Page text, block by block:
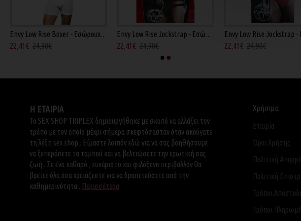
Envy Low Rise Boxer - Εσώρουχο Λευκό
22,41€ 24,90€
Envy Low Rise Jockstrap - Εσώρουχο Γκρι
22,41€ 24,90€
22,41€ 24,90€
Η ΕΤΑΙΡΙΑ
Το SEX SHOP TRIPLEX δημιουργήθηκε με σκοπό να αλλάξει τον
τρόπο με τον οποίο μέχρι σήμερα σκεφτόσασταν όταν ακούγατε
τη λέξη sex shop . Είμαστε λοιπόν εδώ για να σας βοηθήσουμε
να ξεπεράσετε τα ταμπού και να βελτιώσετε την ερωτική σας
ζωή . Σε ένα καθαρό , ευχάριστο και φιλόξενο περιβάλλον θα
βρείτε όλα όσα χρειάζεστε για να δραπετεύσετε από την
καθημερινότητα .. Περισσότερα
Χρήσιμα
Εταιρία
Όροι Χρήσης
Πολιτική
Πολιτική
Τρόποι
Τρόποι